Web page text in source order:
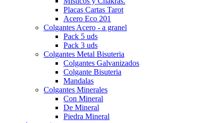
Placas Cartas Tarot
Acero Eco 201
Colgantes Acero - a granel
Pack 5 uds
Pack 3 uds
Colgantes Metal Bisuteria
Colgantes Galvanizados
Colgante Bisuteria
Mandalas
Colgantes Minerales
Con Mineral
De Mineral
Piedra Mineral